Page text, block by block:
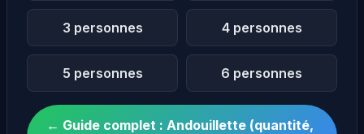
3 personnes 4 personnes
5 personnes 6 personnes
← Guide complet : Andouillette (quantité,